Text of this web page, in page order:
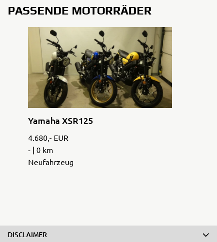
PASSENDE MOTORRÄDER
Yamaha XSR125
4.680,- EUR
- | 0 km
Neufahrzeug
DISCLAIMER